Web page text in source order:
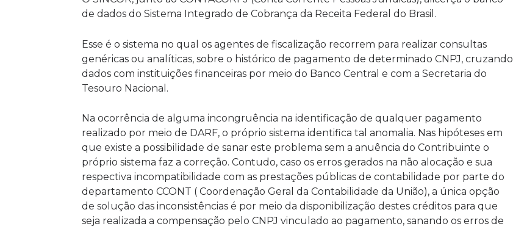
de dados do Sistema Integrado de Cobrança da Receita Federal do Brasil.
Esse é o sistema no qual os agentes de fiscalização recorrem para realizar consultas
genéricas ou analíticas, sobre o histórico de pagamento de determinado CNPJ, cruzando
dados com instituições financeiras por meio do Banco Central e com a Secretaria do
Tesouro Nacional.
Na ocorrência de alguma incongruência na identificação de qualquer pagamento
realizado por meio de DARF, o próprio sistema identifica tal anomalia. Nas hipóteses em
que existe a possibilidade de sanar este problema sem a anuência do Contribuinte o
próprio sistema faz a correção. Contudo, caso os erros gerados na não alocação e sua
respectiva incompatibilidade com as prestações públicas de contabilidade por parte do
departamento CCONT ( Coordenação Geral da Contabilidade da União), a única opção
de solução das inconsistências é por meio da disponibilização destes créditos para que
seja realizada a compensação pelo CNPJ vinculado ao pagamento, sanando os erros de